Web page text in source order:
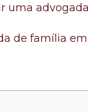
uma
de família